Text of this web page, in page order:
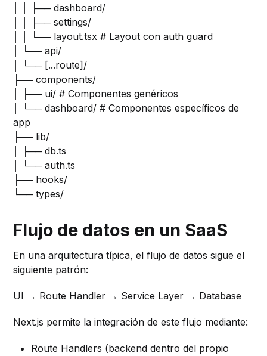
│ │ ├── dashboard/
│ │ ├── settings/
│ │ └── layout.tsx # Layout con auth guard
│ └── api/
│ └── [...route]/
├── components/
│ ├── ui/ # Componentes genéricos
│ └── dashboard/ # Componentes específicos de
app
├── lib/
│ ├── db.ts
│ └── auth.ts
├── hooks/
└── types/
Flujo de datos en un SaaS
En una arquitectura típica, el flujo de datos sigue el
siguiente patrón:
UI → Route Handler → Service Layer → Database
Next.js permite la integración de este flujo mediante:
Route Handlers (backend dentro del propio